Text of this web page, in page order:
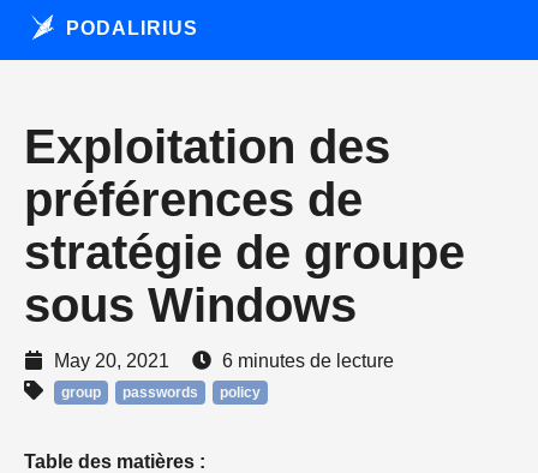
PODALIRIUS
Exploitation des
préférences de
stratégie de groupe
sous Windows
May 20, 2021 6 minutes de lecture
group passwords policy
Table des matières :